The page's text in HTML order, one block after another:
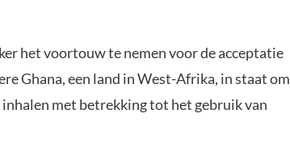
het voortouw te nemen voor de acceptatie
Ghana, een land in West-Afrika, in staat om
met betrekking tot het gebruik van